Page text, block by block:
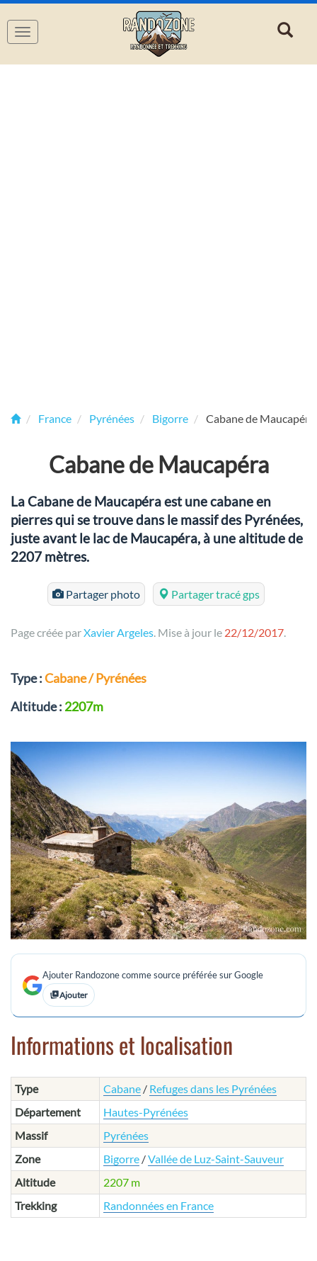
Navigation
France Pyrénées Bigorre Cabane de Maucapéra
Cabane de Maucapéra
La Cabane de Maucapéra est une cabane en
pierres qui se trouve dans le massif des Pyrénées,
juste avant le lac de Maucapéra, à une altitude de
2207 mètres.
Partager photo Partager tracé gps
Page créée parXavier Argeles. Mise à jour le 22/12/2017.
Type :Cabane / Pyrénées
Altitude : 2207m
Ajouter Randozone comme source préférée sur Google
Ajouter
Informations et localisation
Type Cabane / Refuges dans les Pyrénées
Département
Hautes-Pyrénées
Massif
Pyrénées
Zone
Bigorre /Vallée de Luz-Saint-Sauveur
Altitude
2207 m
Trekking
Randonnées en France